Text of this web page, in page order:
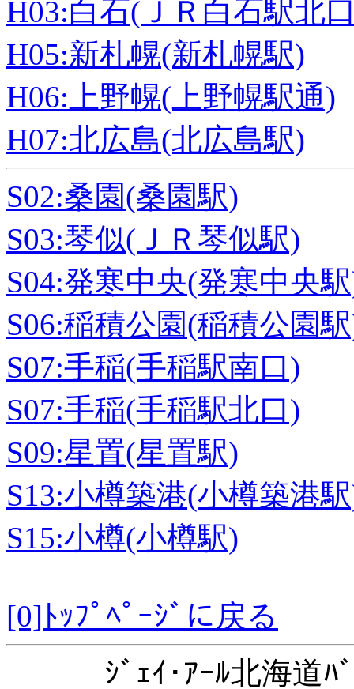
H03:白石(ＪＲ白石駅北
H05:新札幌(新札幌駅)
H06:上野幌(上野幌駅通)
H07:北広島(北広島駅)
S02:桑園(桑園駅)
S03:琴似(ＪＲ琴似駅)
S04:発寒中央(発寒中央
S06:稲積公園(稲積公園
S07:手稲(手稲駅南口)
S07:手稲(手稲駅北口)
S09:星置(星置駅)
S13:小樽築港(小樽築港
S15:小樽(小樽駅)
[0]ﾄｯﾌﾟﾍﾟｰｼﾞに戻る
ｼﾞｪｲ･ｱｰﾙ北海道